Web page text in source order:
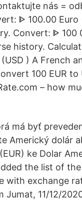
nás =
ᐈ 100.00 Euro
Convert: ᐈ 100
history.
) A French
100 EUR
– how
má byť
Americký dolár
ke Dolar
the list of
with exchange
Jumat, 11/12/